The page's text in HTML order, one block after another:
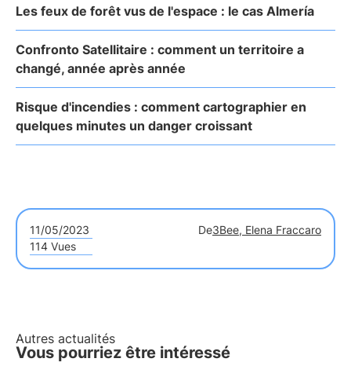
Les feux de forêt vus de l'espace : le cas Almería
Confronto Satellitaire : comment un territoire a
changé, année après année
Risque d'incendies : comment cartographier en
quelques minutes un danger croissant
11/05/2023 De3Bee, Elena Fraccaro
114 Vues
Autres actualités
Vous pourriez être intéressé